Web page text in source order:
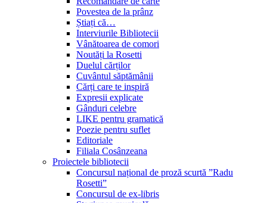
Povestea de la prânz
Știați că…
Interviurile Bibliotecii
Vânătoarea de comori
Noutăți la Rosetti
Duelul cărților
Cuvântul săptămânii
Cărți care te inspiră
Expresii explicate
Gânduri celebre
LIKE pentru gramatică
Poezie pentru suflet
Editoriale
Filiala Cosânzeana
Proiectele bibliotecii
Concursul național de proză scurtă ”Radu
Rosetti”
Concursul de ex-libris